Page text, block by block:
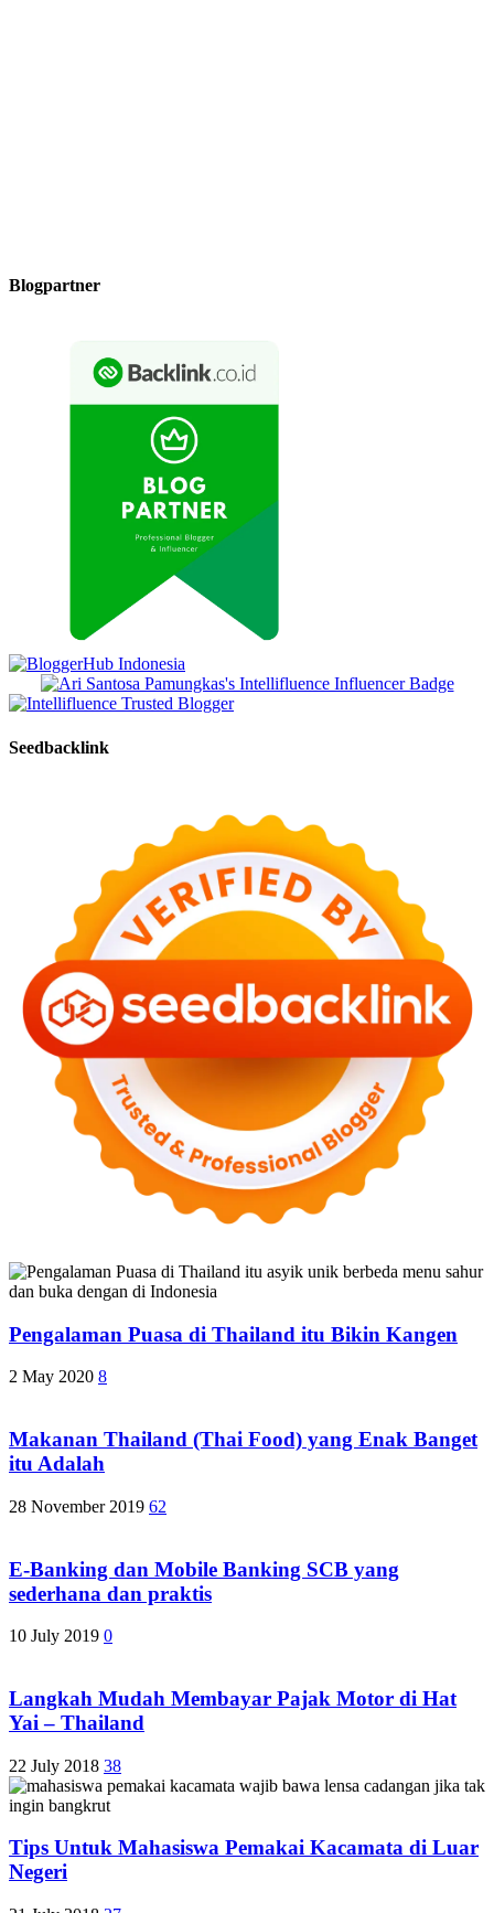
Blogpartner
Seedbacklink
Pengalaman Puasa di Thailand itu Bikin Kangen
2 May 2020 8
Makanan Thailand (Thai Food) yang Enak Banget
itu Adalah
28 November 2019 62
E-Banking dan Mobile Banking SCB yang
sederhana dan praktis
10 July 2019 0
Langkah Mudah Membayar Pajak Motor di Hat
Yai – Thailand
22 July 2018 38
Tips Untuk Mahasiswa Pemakai Kacamata di Luar
Negeri